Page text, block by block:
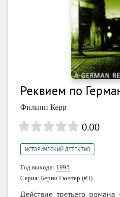
Реквием по
Филипп Керр
0.00
ИСТОРИЧЕСКИЙ ДЕТЕКТИВ
Год выхода: 1995
Серия: Берни Гюнтер (#3)
Действие третьего